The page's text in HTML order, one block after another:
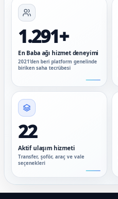
1.291+
En Baba ağı hizmet deneyimi
2021’den beri platform genelinde
biriken saha tecrübesi
22
Aktif ulaşım hizmeti
Transfer, şoför, araç ve vale
seçenekleri